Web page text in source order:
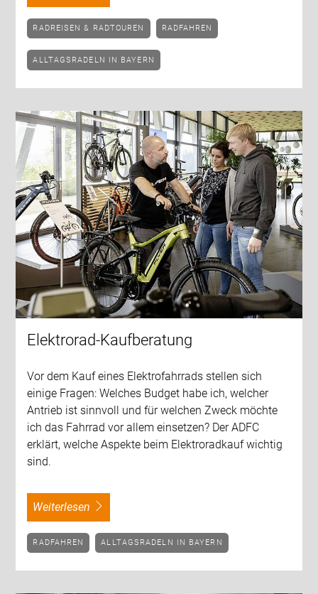
RADREISEN & RADTOUREN RADFAHREN
ALLTAGSRADELN IN BAYERN
Elektrorad-Kaufberatung
Vor dem Kauf eines Elektrofahrrads stellen sich
einige Fragen: Welches Budget habe ich, welcher
Antrieb ist sinnvoll und für welchen Zweck möchte
ich das Fahrrad vor allem einsetzen? Der ADFC
erklärt, welche Aspekte beim Elektroradkauf wichtig
sind.
weiterlesen
RADFAHREN ALLTAGSRADELN IN BAYERN